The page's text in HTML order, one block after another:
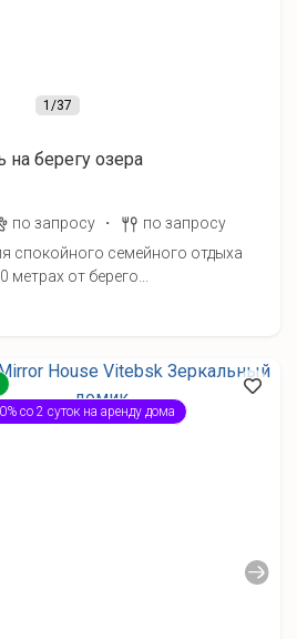
1/37
на берегу озера
по запросу ·
по запросу
спокойного семейного отдыха
от берего...
со 2 суток на аренду дома